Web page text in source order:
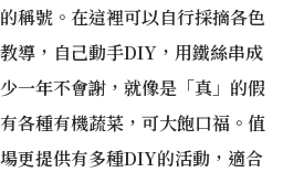
稱號。在這裡可以自行採摘各色
導，自己動手DIY，用鐵絲串成
一年不會謝，就像是「真」的假
各種有機蔬菜，可大飽口福。值
更提供有多種DIY的活動，適合